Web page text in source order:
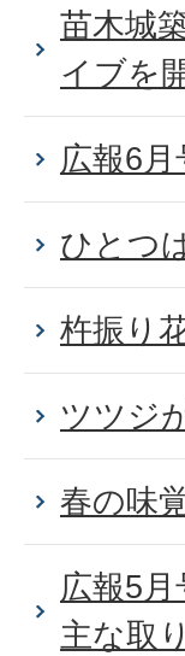
苗木城
イブを
広報6
ひとつ
杵振り
ツツジ
春の味
広報5
主な取